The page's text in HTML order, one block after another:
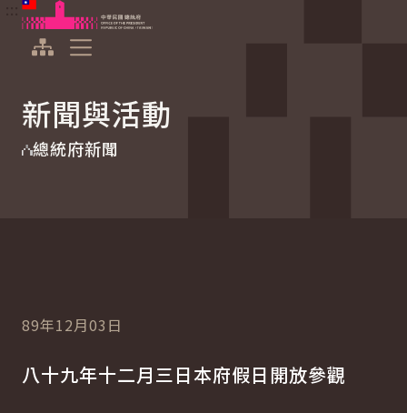
跳到主要內容
中華民國總統府
新聞與活動
總統府新聞
89年12月03日
八十九年十二月三日本府假日開放參觀